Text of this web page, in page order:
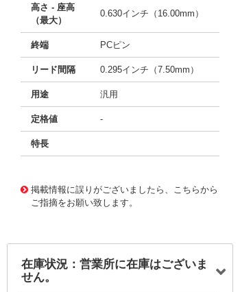
高さ - 座高
（最大）
0.630インチ（16.00mm）
終端 PCピン
リード間隔 0.295インチ（7.50mm）
用途 汎用
定格値 -
特長
掲載情報に誤りがございましたら、こちらから
ご指摘をお願い致します。
在庫状況：営業所に在庫はございま
せん。